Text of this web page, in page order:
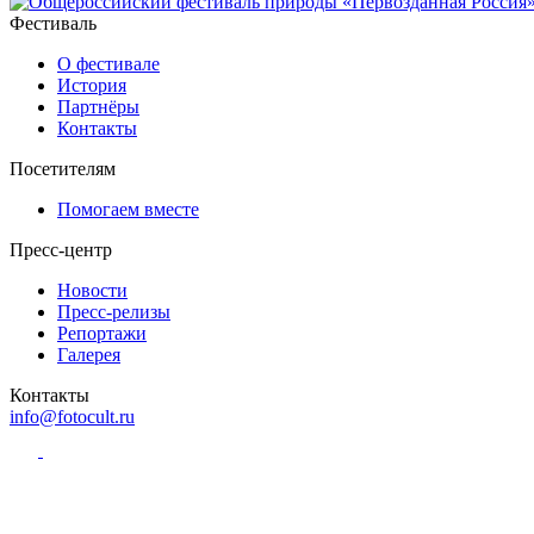
Фестиваль
О фестивале
История
Партнёры
Контакты
Посетителям
Помогаем вместе
Пресс-центр
Новости
Пресс-релизы
Репортажи
Галерея
Контакты
info@fotocult.ru